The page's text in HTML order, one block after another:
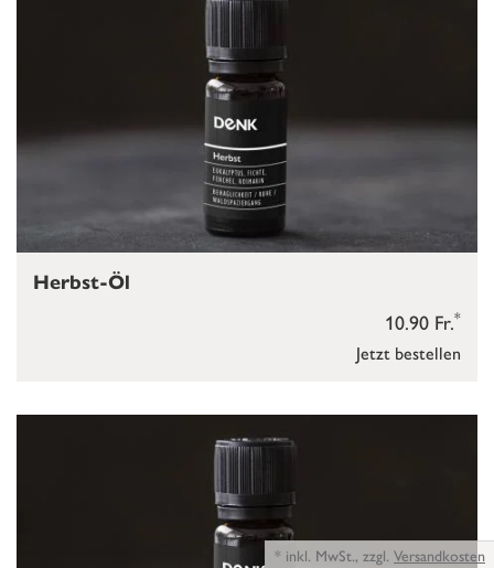
Jetzt bestellen
10.90 Fr.*
Herbst-Öl
* inkl. MwSt., zzgl. Versandkosten